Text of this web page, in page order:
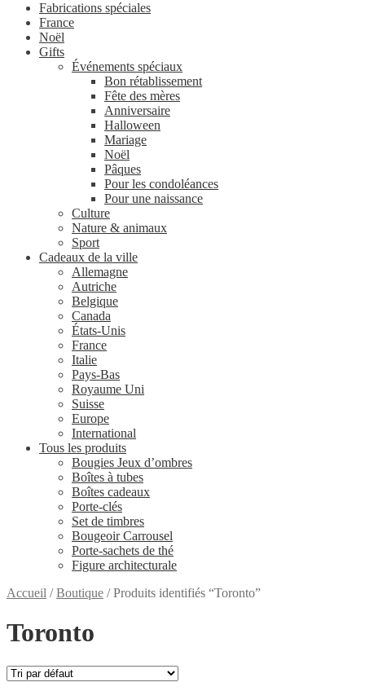
Fabrications spéciales
France
Noël
Gifts
Événements spéciaux
Bon rétablissement
Fête des mères
Anniversaire
Halloween
Mariage
Noël
Pâques
Pour les condoléances
Pour une naissance
Culture
Nature & animaux
Sport
Cadeaux de la ville
Allemagne
Autriche
Belgique
Canada
États-Unis
France
Italie
Pays-Bas
Royaume Uni
Suisse
Europe
International
Tous les produits
Bougies Jeux d’ombres
Boîtes à tubes
Boîtes cadeaux
Porte-clés
Set de timbres
Bougeoir Carrousel
Porte-sachets de thé
Figure architecturale
Accueil /Boutique /Produits identifiés “Toronto”
Toronto